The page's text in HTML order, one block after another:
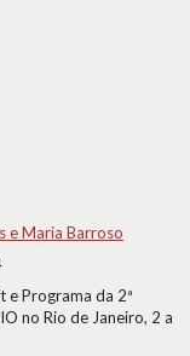
e Maria Barroso
e Programa da 2ª
no Rio de Janeiro, 2 a